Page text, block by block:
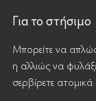
Για το στήσιμο
Μπορείτε να
η αλλιώς να
σερβίρετε